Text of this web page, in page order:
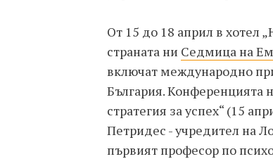
От 15 до 18 април в хотел
страната ни Седмица на
включат международно
България. Конференцията
стратегия за успех“ (15
Петридес - учредител на
първият професор по